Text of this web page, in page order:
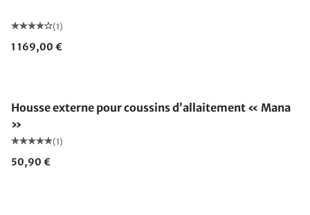
(1)
1 169,00 €
Housse externe pour coussins d’allaitement « Mana
»
(1)
50,90 €